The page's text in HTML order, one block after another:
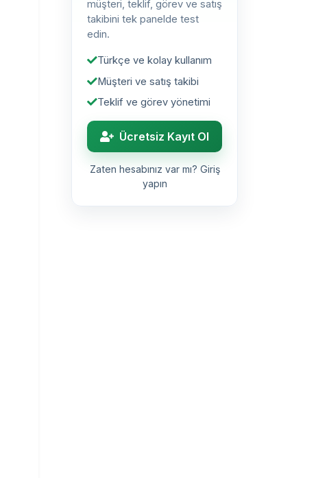
müşteri, teklif, görev ve satış
takibini tek panelde test
edin.
Türkçe ve kolay kullanım
Müşteri ve satış takibi
Teklif ve görev yönetimi
Ücretsiz Kayıt Ol
Zaten hesabınız var mı? Giriş
yapın